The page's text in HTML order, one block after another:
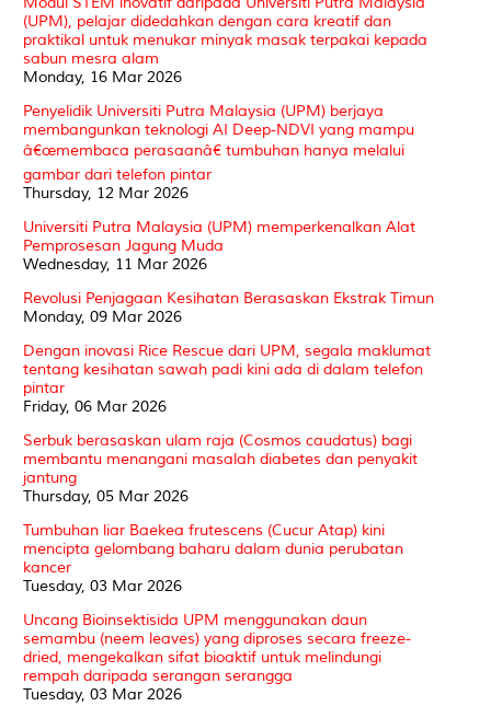
(UPM), pelajar didedahkan dengan cara kreatif dan
praktikal untuk menukar minyak masak terpakai kepada
sabun mesra alam
Monday, 16 Mar 2026
Penyelidik Universiti Putra Malaysia (UPM) berjaya
membangunkan teknologi AI Deep-NDVI yang mampu
â€œmembaca perasaanâ€ tumbuhan hanya melalui
gambar dari telefon pintar
Thursday, 12 Mar 2026
Universiti Putra Malaysia (UPM) memperkenalkan Alat
Pemprosesan Jagung Muda
Wednesday, 11 Mar 2026
Revolusi Penjagaan Kesihatan Berasaskan Ekstrak Timun
Monday, 09 Mar 2026
Dengan inovasi Rice Rescue dari UPM, segala maklumat
tentang kesihatan sawah padi kini ada di dalam telefon
pintar
Friday, 06 Mar 2026
Serbuk berasaskan ulam raja (Cosmos caudatus) bagi
membantu menangani masalah diabetes dan penyakit
jantung
Thursday, 05 Mar 2026
Tumbuhan liar Baekea frutescens (Cucur Atap) kini
mencipta gelombang baharu dalam dunia perubatan
kancer
Tuesday, 03 Mar 2026
Uncang Bioinsektisida UPM menggunakan daun
semambu (neem leaves) yang diproses secara freeze-
dried, mengekalkan sifat bioaktif untuk melindungi
rempah daripada serangan serangga
Tuesday, 03 Mar 2026